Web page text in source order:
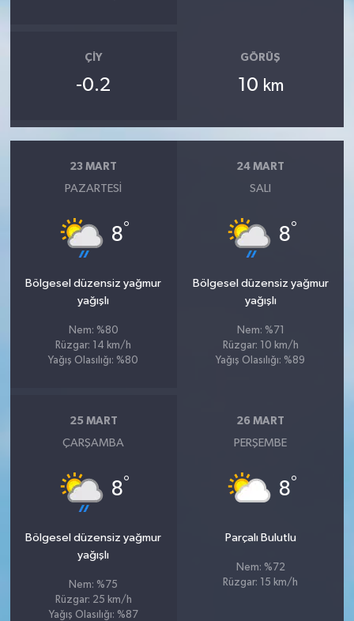
ÇIY
-0.2
GÖRÜŞ
10 km
23 MART
PAZARTESI
8°
Bölgesel düzensiz yağmur
yağışlı
Nem: %80
Rüzgar: 14 km/h
Yağış Olasılığı: %80
24 MART
SALI
8°
Bölgesel düzensiz yağmur
yağışlı
Nem: %71
Rüzgar: 10 km/h
Yağış Olasılığı: %89
25 MART
ÇARŞAMBA
8°
Bölgesel düzensiz yağmur
yağışlı
Nem: %75
Rüzgar: 25 km/h
Yağış Olasılığı: %87
26 MART
PERŞEMBE
8°
Parçalı Bulutlu
Nem: %72
Rüzgar: 15 km/h